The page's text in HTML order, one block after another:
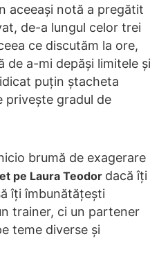
aceeași notă a pregătit
de-a lungul celor trei
ce discutăm la ore,
de a-mi depăși limitele și
puțin ștacheta
privește gradul de
brumă de exagerare
pe Laura Teodor dacă îți
îți îmbunătățești
trainer, ci un partener
teme diverse și